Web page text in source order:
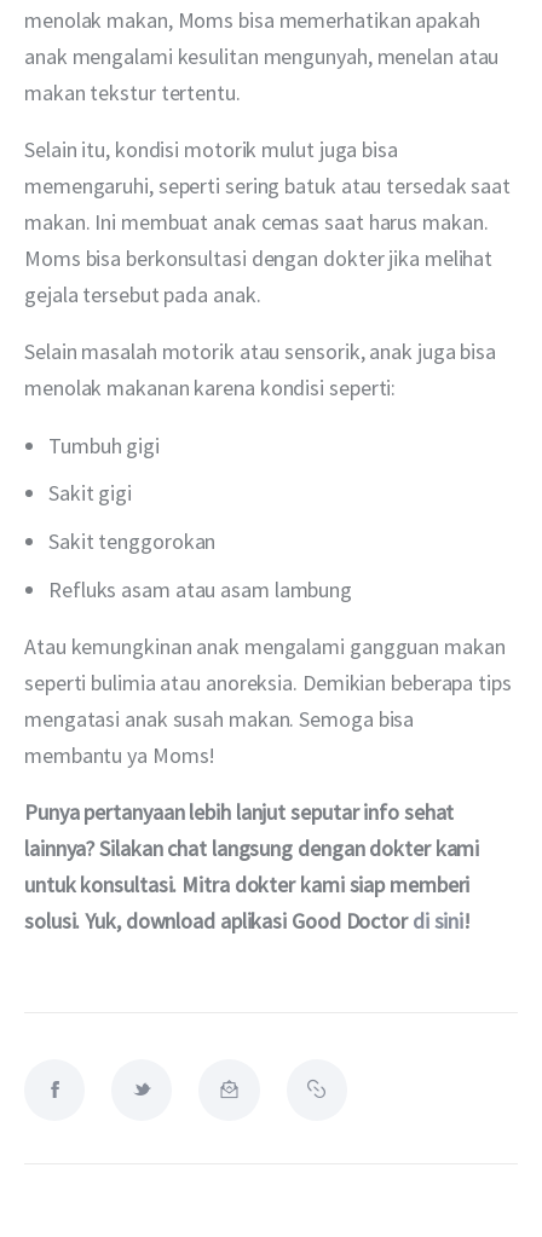
menolak makan, Moms bisa memerhatikan apakah
anak mengalami kesulitan mengunyah, menelan atau
makan tekstur tertentu.
Selain itu, kondisi motorik mulut juga bisa
memengaruhi, seperti sering batuk atau tersedak saat
makan. Ini membuat anak cemas saat harus makan.
Moms bisa berkonsultasi dengan dokter jika melihat
gejala tersebut pada anak.
Selain masalah motorik atau sensorik, anak juga bisa
menolak makanan karena kondisi seperti:
Tumbuh gigi
Sakit gigi
Sakit tenggorokan
Refluks asam atau asam lambung
Atau kemungkinan anak mengalami gangguan makan
seperti bulimia atau anoreksia. Demikian beberapa tips
mengatasi anak susah makan. Semoga bisa
membantu ya Moms!
Punya pertanyaan lebih lanjut seputar info sehat
lainnya? Silakan chat langsung dengan dokter kami
untuk konsultasi. Mitra dokter kami siap memberi
solusi. Yuk, download aplikasi Good Doctor di sini!